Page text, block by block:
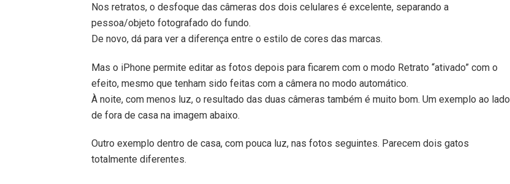
Nos retratos, o desfoque das câmeras dos dois celulares é excelente, separando a
pessoa/objeto fotografado do fundo.
De novo, dá para ver a diferença entre o estilo de cores das marcas.
Mas o iPhone permite editar as fotos depois para ficarem com o modo Retrato “ativado” com o
efeito, mesmo que tenham sido feitas com a câmera no modo automático.
À noite, com menos luz, o resultado das duas câmeras também é muito bom. Um exemplo ao lado
de fora de casa na imagem abaixo.
Outro exemplo dentro de casa, com pouca luz, nas fotos seguintes. Parecem dois gatos
totalmente diferentes.